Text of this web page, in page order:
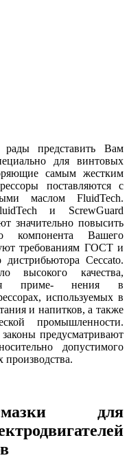
представить Вам
для винтовых
самым жестким
поставляются с
маслом FluidTech.
и ScrewGuard
значительно повысить
компонента Вашего
требованиям ГОСТ и
Ceccato.
высокого качества,
приме- нения в
используемых в
и напитков, а также
промышленности.
предусматривают
допустимого
производства.
для